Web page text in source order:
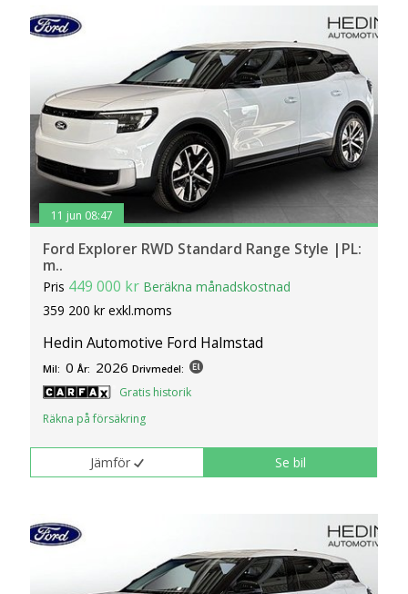
11 jun 08:47
Ford Explorer RWD Standard Range Style |PL:
m..
Pris 449 000 kr Beräkna månadskostnad
359 200 kr exkl.moms
Hedin Automotive Ford Halmstad
Mil: 0 År: 2026 Drivmedel:
Gratis historik
Räkna på försäkring
Jämför Se bil